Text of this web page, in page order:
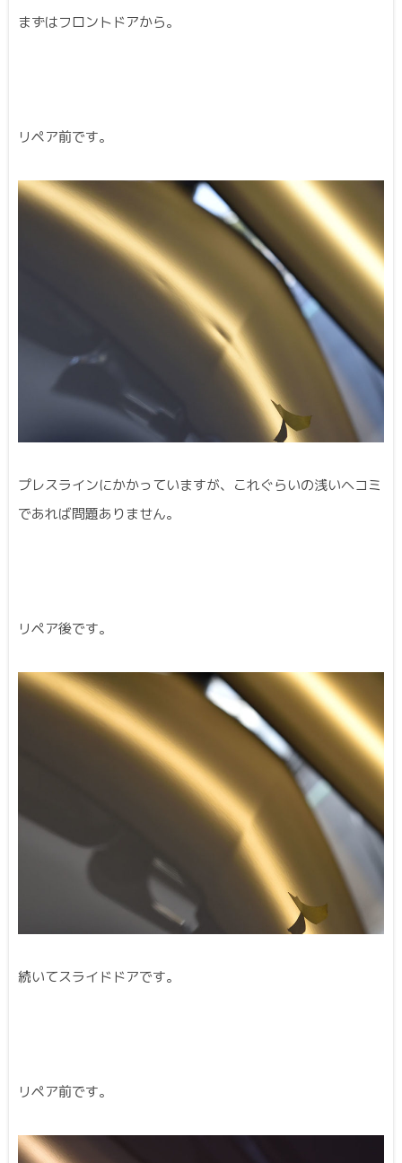
まずはフロントドアから。
リペア前です。
プレスラインにかかっていますが、これぐらいの浅いヘコミ
であれば問題ありません。
リペア後です。
続いてスライドドアです。
リペア前です。